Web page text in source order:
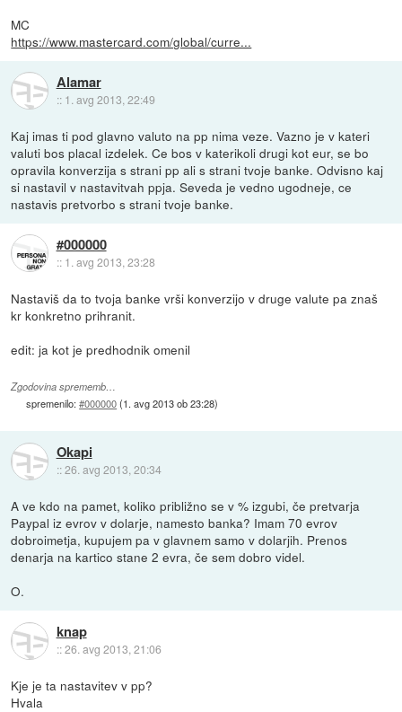
MC
https://www.mastercard.com/global/curre...
Alamar
:: 1. avg 2013, 22:49
Kaj imas ti pod glavno valuto na pp nima veze. Vazno je v kateri
valuti bos placal izdelek. Ce bos v katerikoli drugi kot eur, se bo
opravila konverzija s strani pp ali s strani tvoje banke. Odvisno kaj
si nastavil v nastavitvah ppja. Seveda je vedno ugodneje, ce
nastavis pretvorbo s strani tvoje banke.
#000000
:: 1. avg 2013, 23:28
Nastaviš da to tvoja banke vrši konverzijo v druge valute pa znaš
kr konkretno prihranit.
edit: ja kot je predhodnik omenil
Zgodovina sprememb…
spremenilo:#000000(1. avg 2013 ob 23:28)
Okapi
::26. avg 2013, 20:34
A ve kdo na pamet, koliko približno se v % izgubi, če pretvarja
Paypal iz evrov v dolarje, namesto banka? Imam 70 evrov
dobroimetja, kupujem pa v glavnem samo v dolarjih. Prenos
denarja na kartico stane 2 evra, če sem dobro videl.
O.
knap
::26. avg 2013, 21:06
Kje je ta nastavitev v pp?
Hvala